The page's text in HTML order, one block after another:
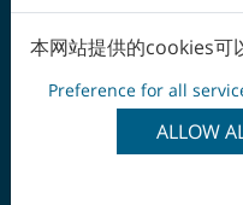
Navigation
本网站提供的cookies可
Preference for all
ALLOW